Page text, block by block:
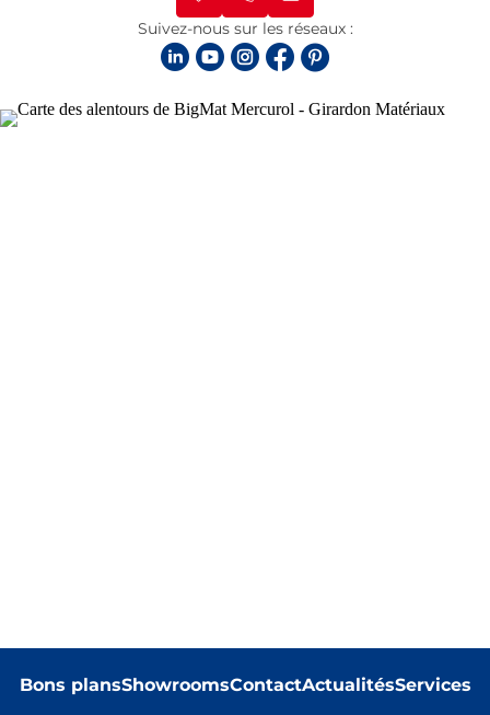
Suivez-nous sur les réseaux :
Bons plansShowroomsContactActualitésServices